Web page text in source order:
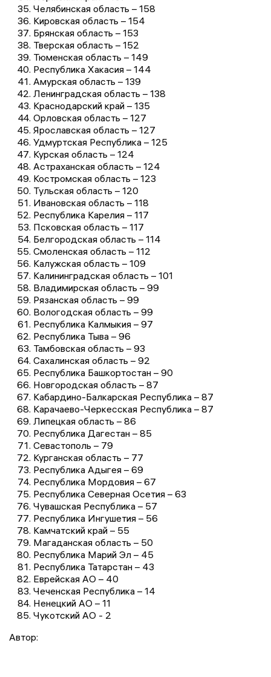
Челябинская область – 158
Кировская область – 154
Брянская область – 153
Тверская область – 152
Тюменская область – 149
Республика Хакасия – 144
Амурская область – 139
Ленинградская область – 138
Краснодарский край – 135
Орловская область – 127
Ярославская область – 127
Удмуртская Республика – 125
Курская область – 124
Астраханская область – 124
Костромская область – 123
Тульская область – 120
Ивановская область – 118
Республика Карелия – 117
Псковская область – 117
Белгородская область – 114
Смоленская область – 112
Калужская область – 109
Калининградская область – 101
Владимирская область – 99
Рязанская область – 99
Вологодская область – 99
Республика Калмыкия – 97
Республика Тыва – 96
Тамбовская область – 93
Сахалинская область – 92
Республика Башкортостан – 90
Новгородская область – 87
Кабардино-Балкарская Республика – 87
Карачаево-Черкесская Республика – 87
Липецкая область – 86
Республика Дагестан – 85
Севастополь – 79
Курганская область – 77
Республика Адыгея – 69
Республика Мордовия – 67
Республика Северная Осетия – 63
Чувашская Республика – 57
Республика Ингушетия – 56
Камчатский край – 55
Магаданская область – 50
Республика Марий Эл – 45
Республика Татарстан – 43
Еврейская АО – 40
Чеченская Республика – 14
Ненецкий АО – 11
Чукотский АО - 2
Автор: